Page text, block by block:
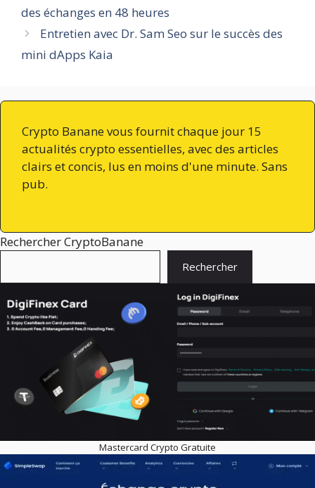
des échanges en 48 heures
Entretien avec Dr. Sam Seo sur le succès des
mini dApps Kaia
Crypto Banane vous fournit chaque jour 15
actualités crypto essentielles, avec des articles
clairs et concis, lus en moins d'une minute. Sans
pub.
Rechercher CryptoBanane
Rechercher
Mastercard Crypto Gratuite